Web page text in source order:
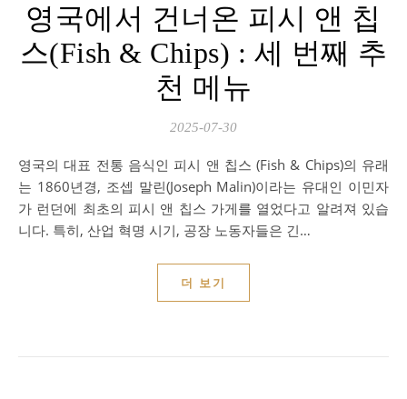
영국에서 건너온 피시 앤 칩
스(Fish & Chips) : 세 번째 추
천 메뉴
2025-07-30
영국의 대표 전통 음식인 피시 앤 칩스 (Fish & Chips)의 유래
는 1860년경, 조셉 말린(Joseph Malin)이라는 유대인 이민자
가 런던에 최초의 피시 앤 칩스 가게를 열었다고 알려져 있습
니다. 특히, 산업 혁명 시기, 공장 노동자들은 긴…
더 보기